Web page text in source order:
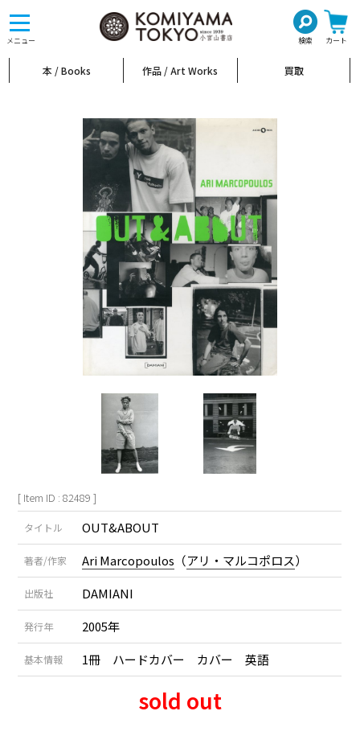
メニュー 検索 カート
toggle
navigation
本 / Books 作品 / Art Works 買取
[ Item ID : 82489 ]
タイトル OUT&ABOUT
著者/作家 Ari Marcopoulos （アリ・マルコポロス）
出版社 DAMIANI
発行年 2005年
基本情報 1冊 ハードカバー カバー 英語
sold out